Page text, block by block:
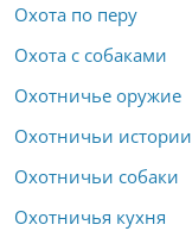
Охота по перу
Охота с собаками
Охотничье оружие
Охотничьи истории
Охотничьи собаки
Охотничья кухня